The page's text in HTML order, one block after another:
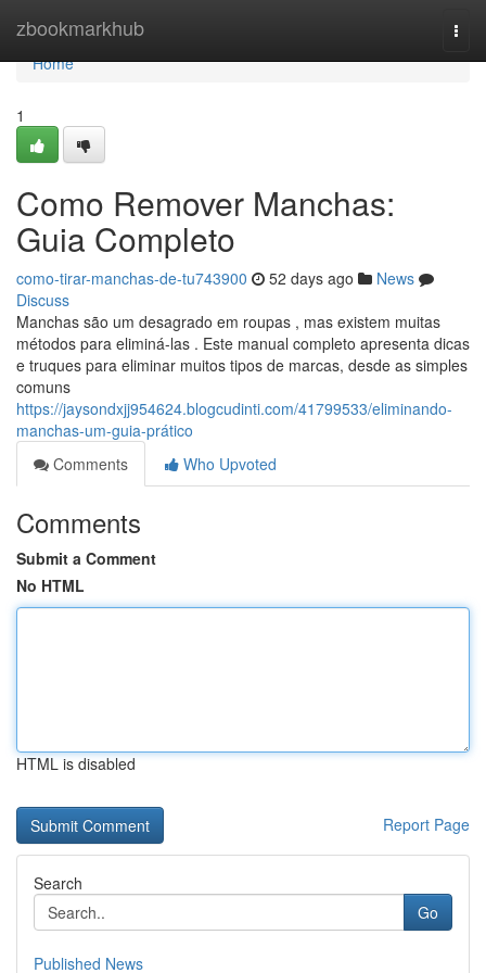
zbookmarkhub
Home
Home
1
Como Remover Manchas:
Guia Completo
como-tirar-manchas-de-tu743900 52 days ago
News
Discuss
Manchas são um desagrado em roupas , mas existem muitas
métodos para eliminá-las . Este manual completo apresenta dicas
e truques para eliminar muitos tipos de marcas, desde as simples
comuns
https://jaysondxjj954624.blogcudinti.com/41799533/eliminando-
manchas-um-guia-prático
Comments
Who Upvoted
Comments
Submit a Comment
No HTML
HTML is disabled
Report Page
Search
Go
Published News